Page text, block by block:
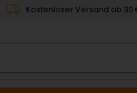
Kostenloser Versand ab 30